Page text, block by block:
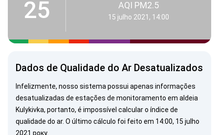
25 AQI PM2.5
15 julho 2021, 14:00
Dados de Qualidade do Ar Desatualizados
Infelizmente, nosso sistema possui apenas informações
desatualizadas de estações de monitoramento em aldeia
Kulykivka, portanto, é impossível calcular o índice de
qualidade do ar. O último cálculo foi feito em 14:00, 15 julho
2021 року.